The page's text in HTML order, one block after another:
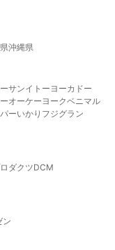
沖縄県
サンイトーヨーカドー
オーケー ヨークベニマル
ーいかり フジグラン
ダクツDCM
ン